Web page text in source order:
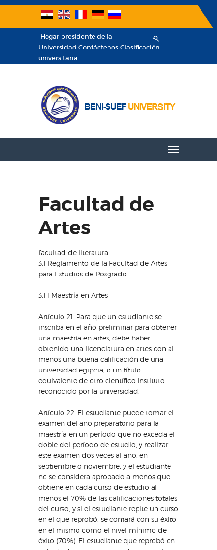
Hogar presidente de la
Universidad Contáctenos Clasificación
universitaria
Facultad de
Artes
facultad de literatura
3.1 Reglamento de la Facultad de Artes
para Estudios de Posgrado
3.1.1 Maestría en Artes
Artículo 21: Para que un estudiante se
inscriba en el año preliminar para obtener
una maestría en artes, debe haber
obtenido una licenciatura en artes con al
menos una buena calificación de una
universidad egipcia, o un título
equivalente de otro científico instituto
reconocido por la universidad.
Artículo 22: El estudiante puede tomar el
examen del año preparatorio para la
maestría en un período que no exceda el
doble del período de estudio, y realizar
este examen dos veces al año, en
septiembre o noviembre, y el estudiante
no se considera aprobado a menos que
obtiene en cada curso de estudio al
menos el 70% de las calificaciones totales
del curso, y si el estudiante repite un curso
en el que reprobó, se contará con su éxito
en el mismo como el nivel mínimo de
éxito (70%). El estudiante que reprobó en